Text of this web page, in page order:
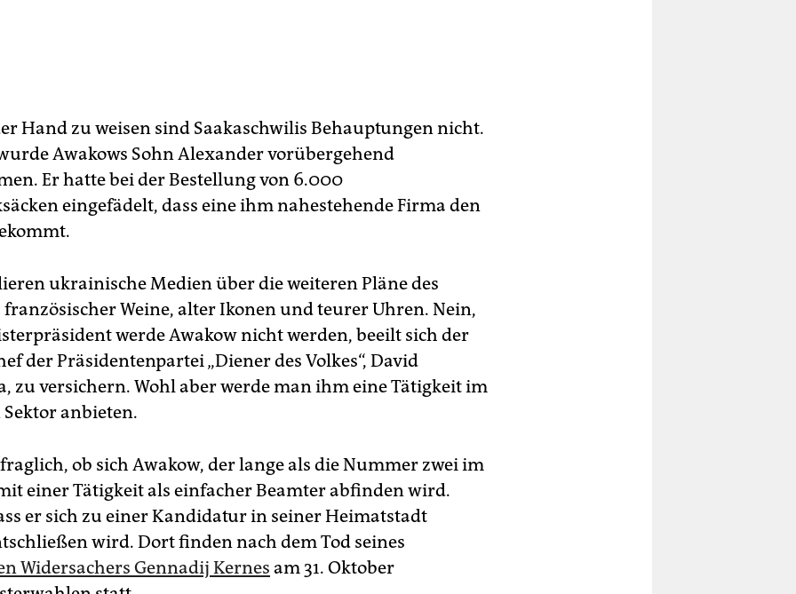
Hand zu weisen sind Saakaschwilis Behauptungen nicht.
Awakows Sohn Alexander vorübergehend
Er hatte bei der Bestellung von 6.000
eingefädelt, dass eine ihm nahestehende Firma den
ukrainische Medien über die weiteren Pläne des
französischer Weine, alter Ikonen und teurer Uhren. Nein,
werde Awakow nicht werden, beeilt sich der
der Präsidentenpartei „Diener des Volkes“, David
zu versichern. Wohl aber werde man ihm eine Tätigkeit im
anbieten.
ob sich Awakow, der lange als die Nummer zwei im
einer Tätigkeit als einfacher Beamter abfinden wird.
er sich zu einer Kandidatur in seiner Heimatstadt
wird. Dort finden nach dem Tod seines
Widersachers Gennadij Kernes am 31. Oktober